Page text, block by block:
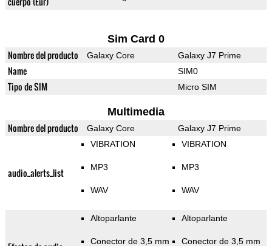
Sim Card 0
Nombre del producto Galaxy Core Galaxy J7 Prime
Name SIM0
Tipo de SIM Micro SIM
Multimedia
Nombre del producto Galaxy Core Galaxy J7 Prime
audio_alerts_list
VIBRATION
MP3
WAV
VIBRATION
MP3
WAV
Altoparlante
Conector de 3,5 mm
Altoparlante
Conector de 3,5 mm